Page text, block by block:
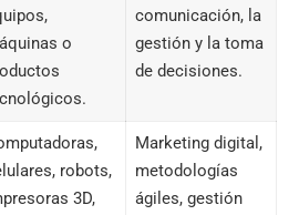
o
comunicación, la
gestión y la toma
de decisiones.
robots,
3D,
Marketing digital ,
metodologías
ágiles, gestión